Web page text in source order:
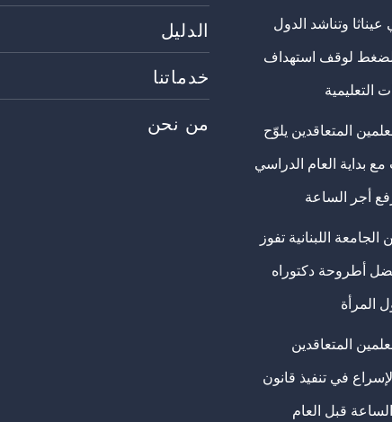
وتناشد الدول
لوقف استهداف
التعليمية
المتعاقدين يلوّح
مع بداية العام الدراسي
أجر الساعة
اللبنانية تفوز
أطروحة دكتوراه
المرأة
المتعاقدين
في تنفيذ قانون
قبل العام
الدليل
خدماتنا
من نحن